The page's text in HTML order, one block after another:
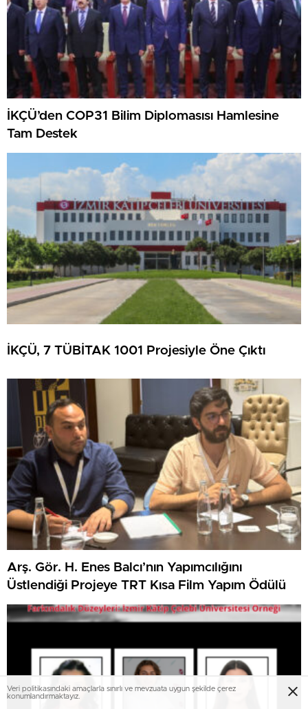
İKÇÜ’den COP31 Bilim Diplomasısı Hamlesine
Tam Destek
İKÇÜ, 7 TÜBİTAK 1001 Projesiyle Öne Çıktı
Arş. Gör. H. Enes Balcı’nın Yapımcılığını
Üstlendiği Projeye TRT Kısa Film Yapım Ödülü
Veri politikasındaki amaçlarla sınırlı ve mevzuata uygun şekilde çerez
konumlandırmaktayız.